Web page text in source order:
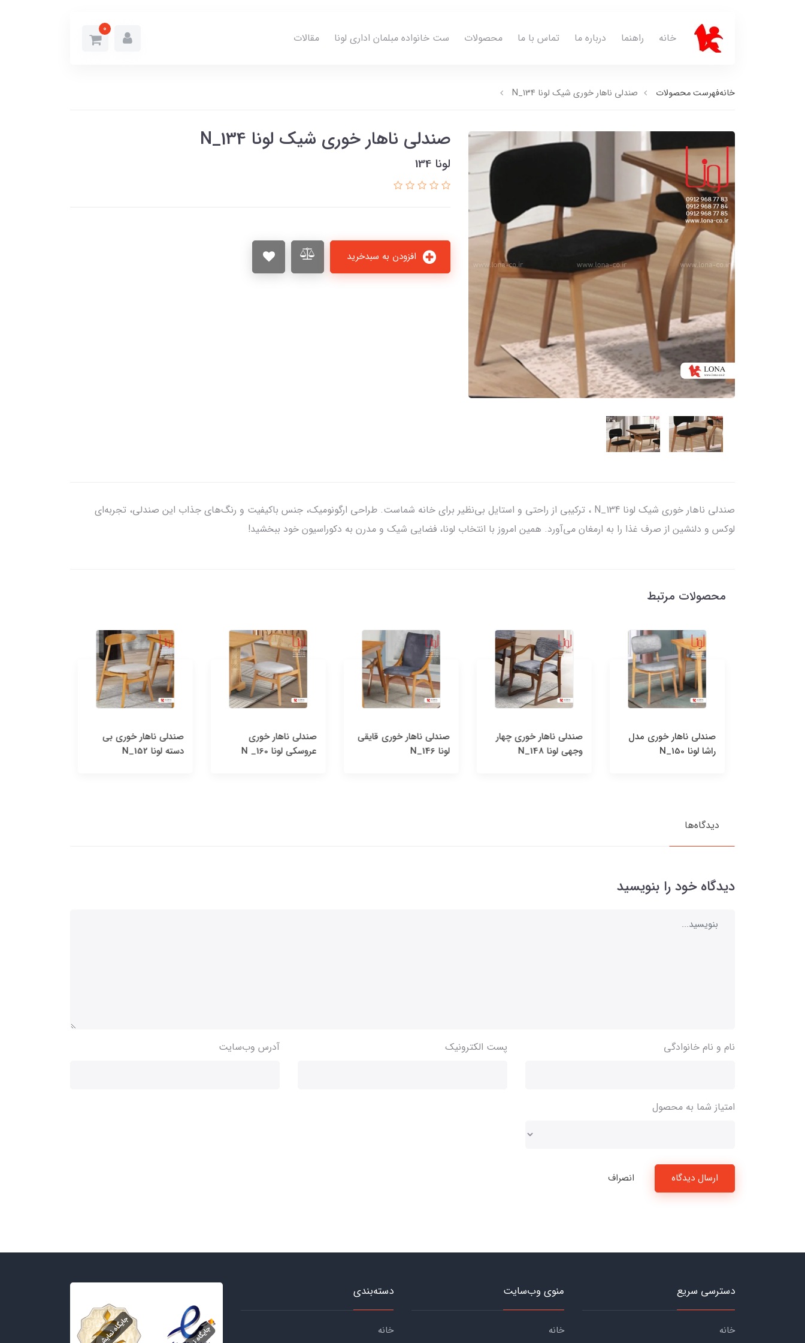
خانه راهنما درباره ما تماس با ما محصولات ست خانواده مبلمان اداری لونا مقالات
0
خانهفهرست محصولات صندلی ناهار خوری شیک لونا N_134
صندلی ناهار خوری شیک لونا N_134
لونا 134
صندلی ناهار خوری شیک لونا N_134 ، ترکیبی از راحتی و استایل بی‌نظیر برای خانه شماست. طراحی ارگونومیک، جنس باکیفیت و رنگ‌های جذاب این صندلی، تجربه‌ای
لوکس و دلنشین از صرف غذا را به ارمغان می‌آورد. همین امروز با انتخاب لونا، فضایی شیک و مدرن به دکوراسیون خود ببخشید!
محصولات مرتبط
صندلی ناهار خوری مدل
راشا لونا N_150
صندلی ناهار خوری چهار
وجهی لونا N_148
صندلی ناهار خوری قایقی
لونا N_146
صندلی ناهار خوری
عروسکی لونا N _160
صندلی ناهار خوری بی
دسته لونا N_152
دیدگاه‌ها
دیدگاه خود را بنویسید
نام و نام خانوادگی پست الکترونیک آدرس وب‌سایت
امتیاز شما به محصول
ارسال دیدگاه انصراف
دسترسی سریع
خانه
منوی وب‌سایت
خانه
دسته‌بندی
خانه